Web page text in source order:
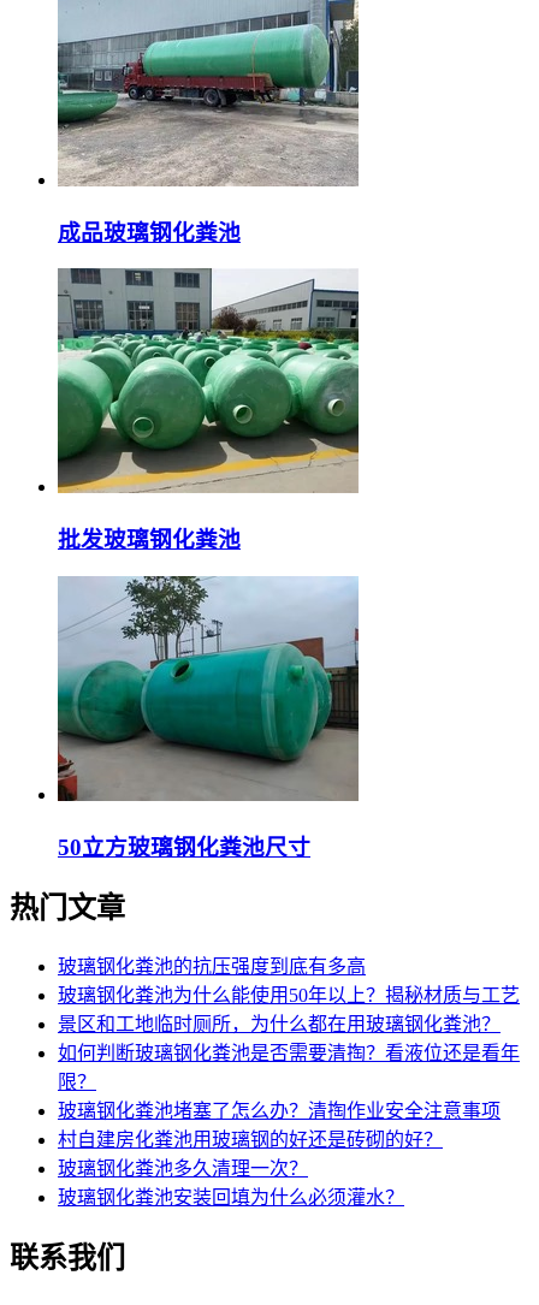
成品玻璃钢化粪池
批发玻璃钢化粪池
50立方玻璃钢化粪池尺寸
热门文章
玻璃钢化粪池的抗压强度到底有多高
玻璃钢化粪池为什么能使用50年以上？揭秘材质与工艺
景区和工地临时厕所，为什么都在用玻璃钢化粪池？
如何判断玻璃钢化粪池是否需要清掏？看液位还是看年
限？
玻璃钢化粪池堵塞了怎么办？清掏作业安全注意事项
村自建房化粪池用玻璃钢的好还是砖砌的好？
玻璃钢化粪池多久清理一次？
玻璃钢化粪池安装回填为什么必须灌水？
联系我们